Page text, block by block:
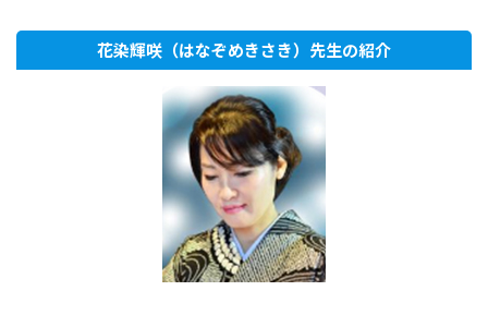
花染輝咲（はなぞめきさき）先生の紹介